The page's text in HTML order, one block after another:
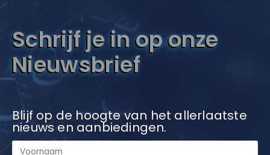
Schrijf je in op onze
Nieuwsbrief
Blijf op de hoogte van het allerlaatste
nieuws en aanbiedingen.